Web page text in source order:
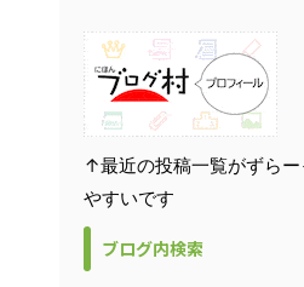
↑最近の投稿一覧がずら
やすいです
ブログ内検索